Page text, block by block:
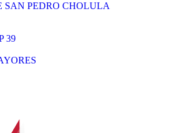
SAN PEDRO CHOLULA
39